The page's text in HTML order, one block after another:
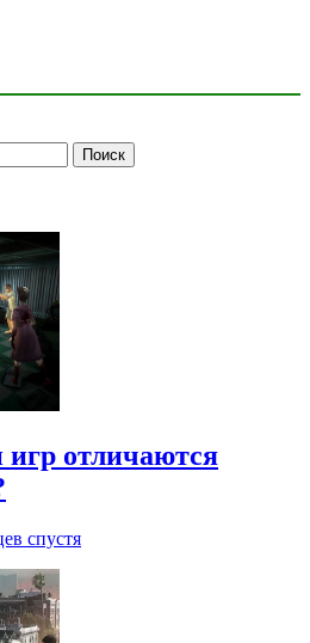
отличаются
спустя